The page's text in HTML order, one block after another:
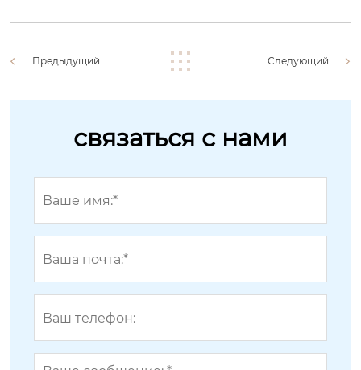
Предыдущий Следующий
связаться с нами